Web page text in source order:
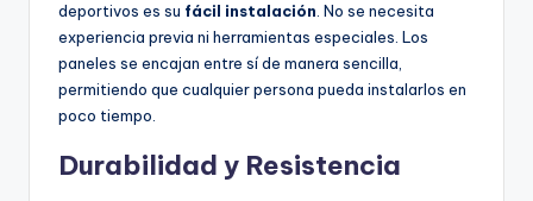
deportivos es su fácil instalación . No se necesita
experiencia previa ni herramientas especiales. Los
paneles se encajan entre sí de manera sencilla,
permitiendo que cualquier persona pueda instalarlos en
poco tiempo.
Durabilidad y Resistencia